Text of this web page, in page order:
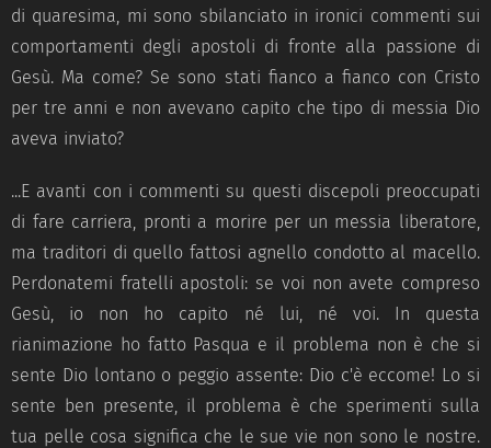
di quaresima, mi sono sbilanciato in ironici commenti sui
comportamenti degli apostoli di fronte alla passione di
Gesù. Ma come? Se sono stati fianco a fianco con Cristo
per tre anni e non avevano capito che tipo di messia Dio
aveva inviato?
...E avanti con i commenti su questi discepoli preoccupati
di fare carriera, pronti a morire per un messia liberatore,
ma traditori di quello fattosi agnello condotto al macello.
Perdonatemi fratelli apostoli: se voi non avete compreso
Gesù, io non ho capito né lui, né voi. In questa
rianimazione ho fatto Pasqua e il problema non è che si
sente Dio lontano o peggio assente: Dio c'è eccome! Lo si
sente ben presente, il problema è che sperimenti sulla
tua pelle cosa significa che le sue vie non sono le nostre.